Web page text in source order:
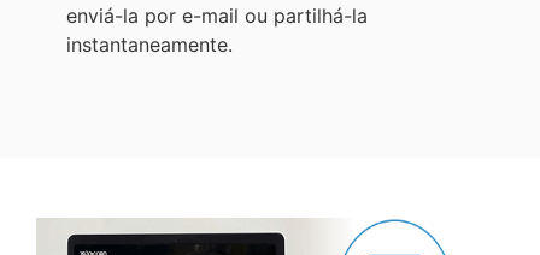
enviá-la por e-mail ou partilhá-la
instantaneamente.